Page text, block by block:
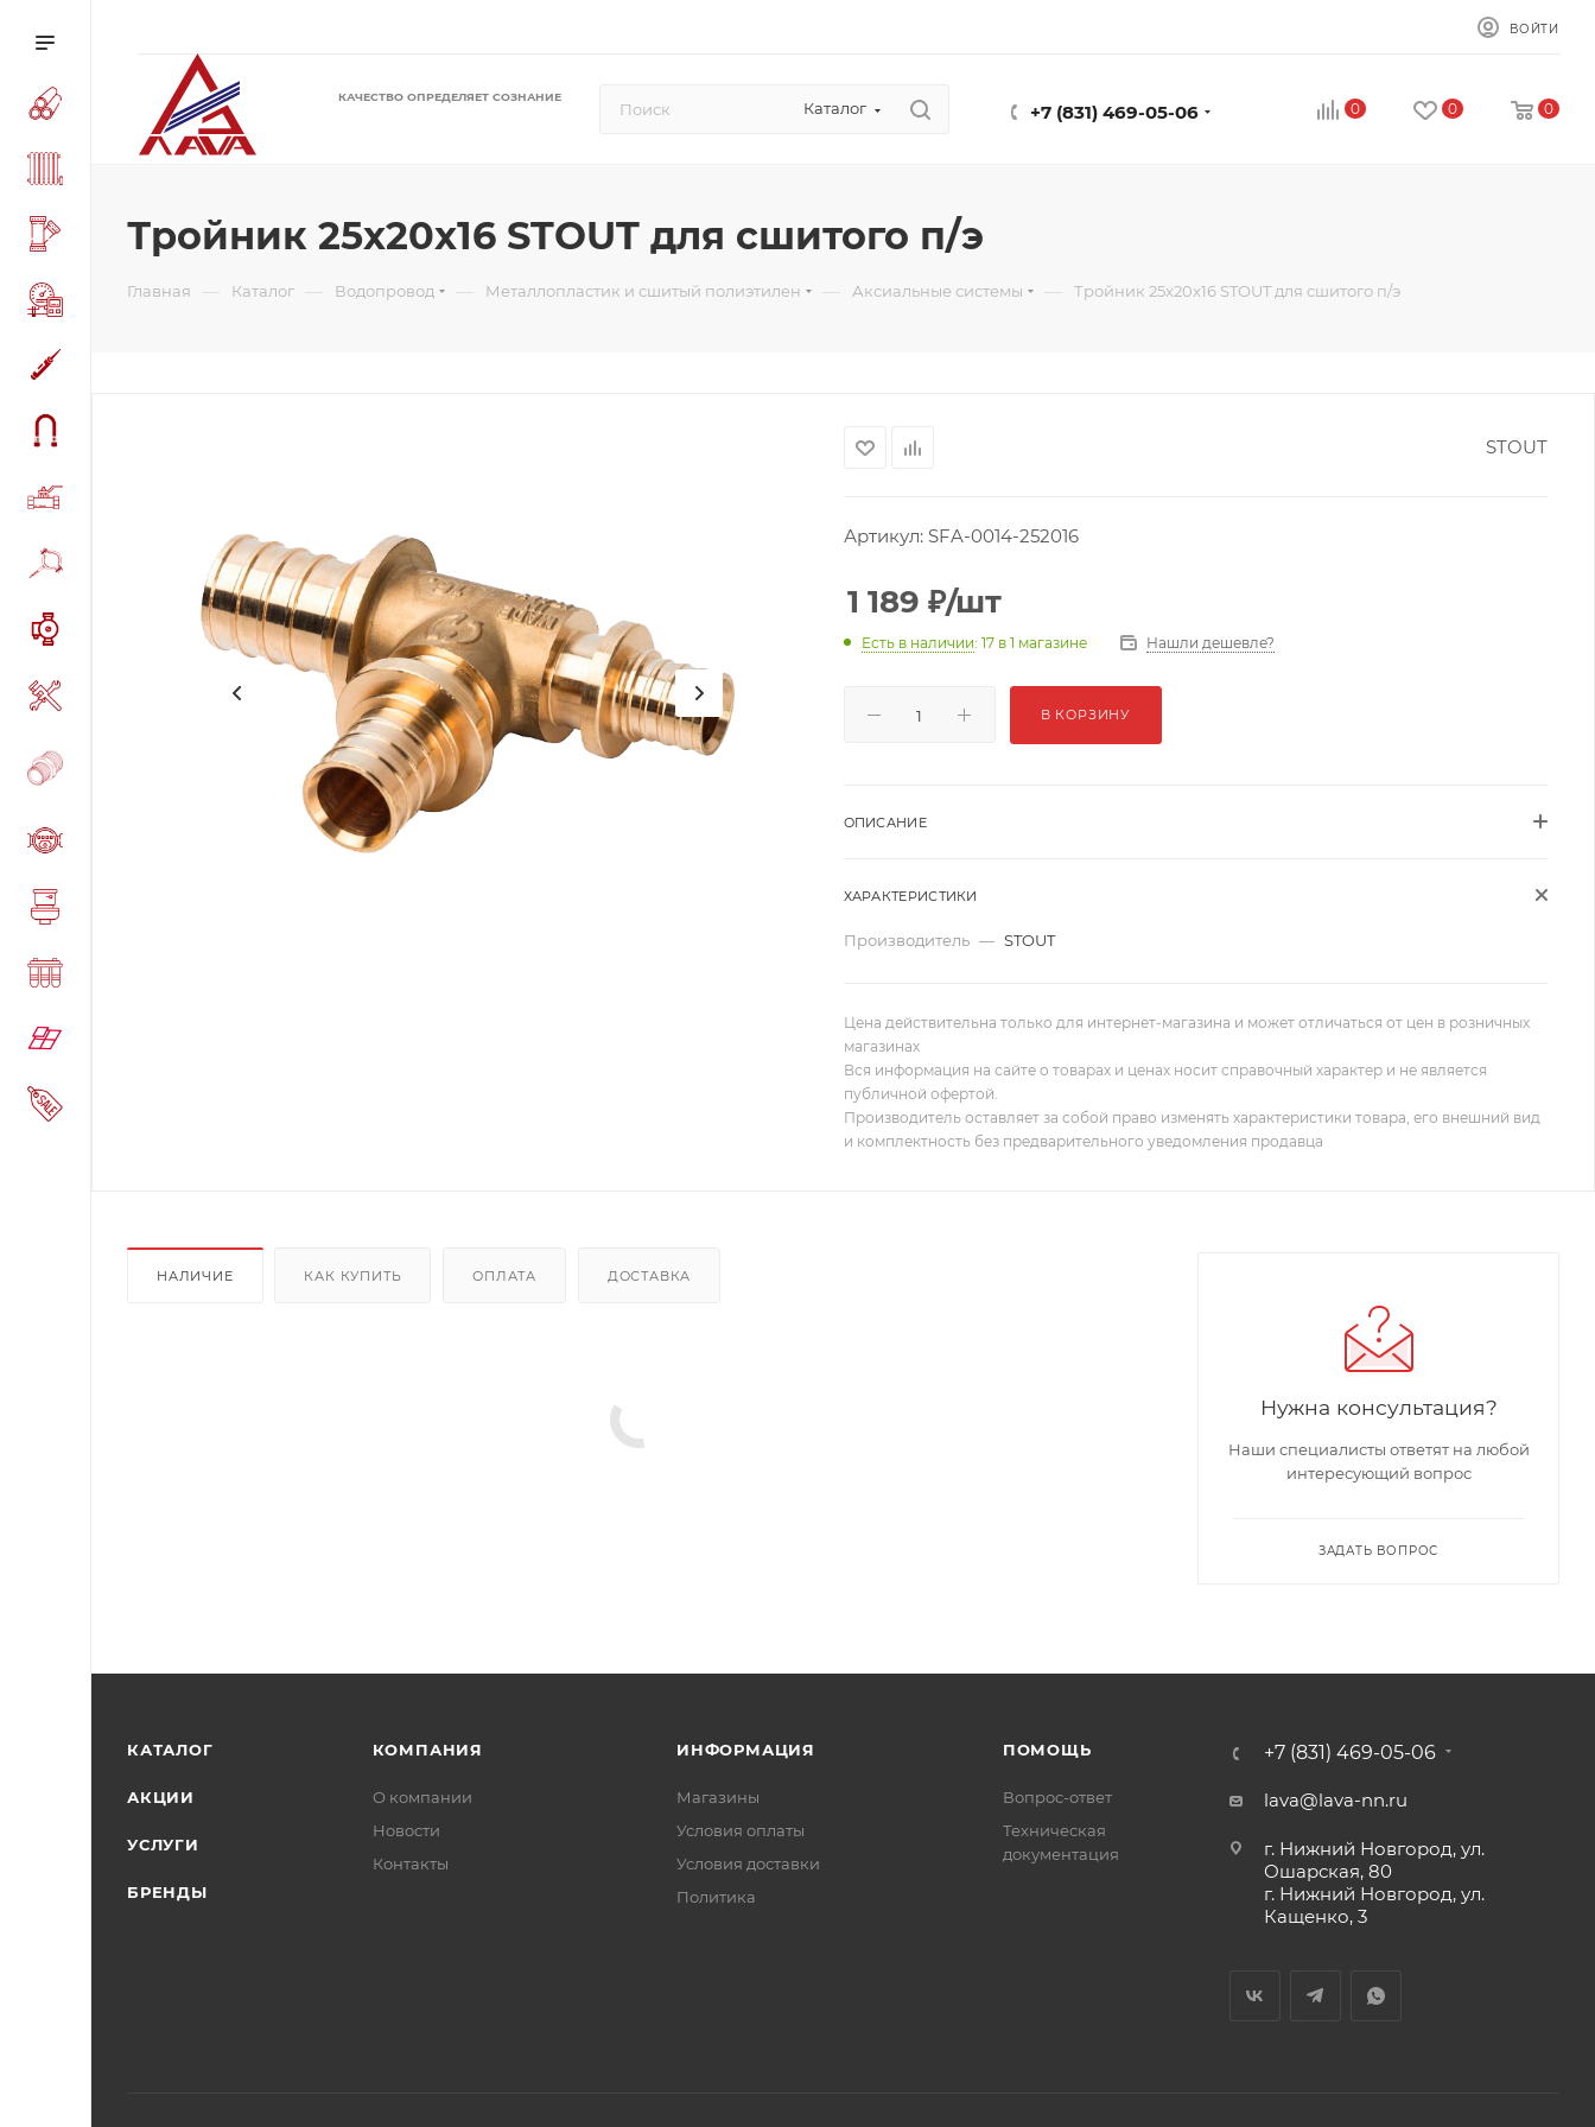
ВОЙТИ
КАЧЕСТВО ОПРЕДЕЛЯЕТ СОЗНАНИЕ
Каталог +7 (831) 469-05-06 0 0 0
Тройник 25x20x16 STOUT для сшитого п/э
Главная — Каталог — Водопровод — Металлопластик и сшитый полиэтилен — Аксиальные системы — Тройник 25x20x16 STOUT для сшитого п/э
STOUT
Артикул: SFA-0014-252016
1 189 ₽/шт
Есть в наличии: 17 в 1 магазине Нашли дешевле?
В КОРЗИНУ
ОПИСАНИЕ
ХАРАКТЕРИСТИКИ
Производитель — STOUT
Цена действительна только для интернет-магазина и может отличаться от цен в розничных
магазинах
Вся информация на сайте о товарах и ценах носит справочный характер и не является
публичной офертой.
Производитель оставляет за собой право изменять характеристики товара, его внешний вид
и комплектность без предварительного уведомления продавца
НАЛИЧИЕ КАК КУПИТЬ ОПЛАТА ДОСТАВКА
Нужна консультация?
Наши специалисты ответят на любой
интересующий вопрос
ЗАДАТЬ ВОПРОС
КАТАЛОГ
АКЦИИ
УСЛУГИ
БРЕНДЫ
КОМПАНИЯ
О компании
Новости
Контакты
ИНФОРМАЦИЯ
Магазины
Условия оплаты
Условия доставки
Политика
ПОМОЩЬ
Вопрос-ответ
Техническая
документация
+7 (831) 469-05-06
lava@lava-nn.ru
г. Нижний Новгород, ул.
Ошарская, 80
г. Нижний Новгород, ул.
Кащенко, 3